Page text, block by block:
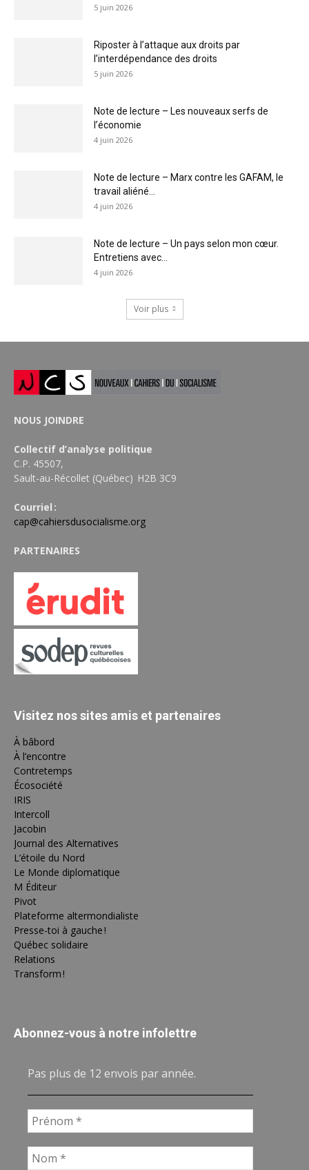
5 juin 2026
Riposter à l’attaque aux droits par
l’interdépendance des droits
5 juin 2026
Note de lecture – Les nouveaux serfs de
l’économie
4 juin 2026
Note de lecture – Marx contre les GAFAM, le
travail aliéné...
4 juin 2026
Note de lecture – Un pays selon mon cœur.
Entretiens avec...
4 juin 2026
Voir plus
NOUS JOINDRE
Collectif d’analyse politique
C.P. 45507,
Sault-au-Récollet (Québec) H2B 3C9
Courriel :
cap@cahiersdusocialisme.org
PARTENAIRES
Visitez nos sites amis et partenaires
À bâbord
À l’encontre
Contretemps
Écosociété
IRIS
Intercoll
Jacobin
Journal des Alternatives
L’étoile du Nord
Le Monde diplomatique
M Éditeur
Pivot
Plateforme altermondialiste
Presse-toi à gauche !
Québec solidaire
Relations
Transform !
Abonnez-vous à notre infolettre
Pas plus de 12 envois par année.